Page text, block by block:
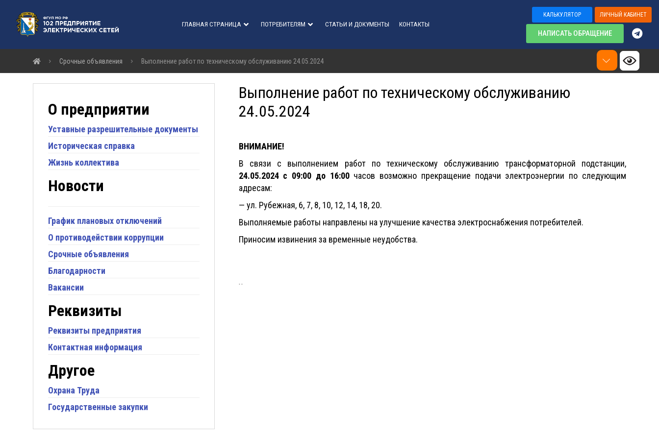
ГЛАВНАЯ СТРАНИЦА ПОТРЕБИТЕЛЯМ СТАТЬИ И ДОКУМЕНТЫ КОНТАКТЫ
КАЛЬКУЛЯТОР ЛИЧНЫЙ КАБИНЕТ
НАПИСАТЬ ОБРАЩЕНИЕ
Срочные объявления Выполнение работ по техническому обслуживанию 24.05.2024
Выполнение работ по техническому обслуживанию
24.05.2024
ВНИМАНИЕ!
В связи с выполнением работ по техническому обслуживанию трансформаторной подстанции,
24.05.2024 с 09:00 до 16:00часов возможно прекращение подачи электроэнергии по следующим
адресам:
— ул. Рубежная, 6, 7, 8, 10, 12, 14, 18, 20.
Выполняемые работы направлены на улучшение качества электроснабжения потребителей.
Приносим извинения за временные неудобства.
..
О предприятии
Уставные разрешительные документы
Историческая справка
Жизнь коллектива
Новости
График плановых отключений
О противодействии коррупции
Срочные объявления
Благодарности
Вакансии
Реквизиты
Реквизиты предприятия
Контактная информация
Другое
Охрана Труда
Государственные закупки